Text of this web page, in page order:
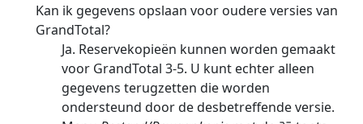
Kan ik gegevens opslaan voor oudere versies van
GrandTotal?
Ja. Reservekopieën kunnen worden gemaakt
voor GrandTotal 3-5. U kunt echter alleen
gegevens terugzetten die worden
ondersteund door de desbetreffende versie.